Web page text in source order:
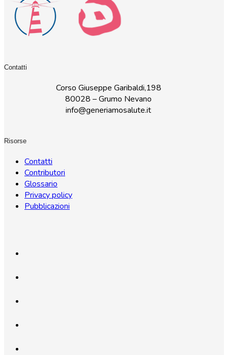
Contatti
Corso Giuseppe Garibaldi,198
80028 – Grumo Nevano
info@generiamosalute.it
Risorse
Contatti
Contributori
Glossario
Privacy policy
Pubblicazioni